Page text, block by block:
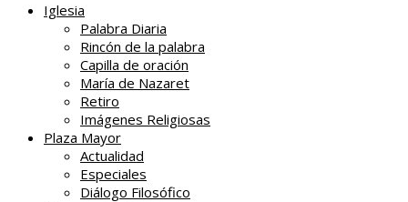
Iglesia
Palabra Diaria
Rincón de la palabra
Capilla de oración
María de Nazaret
Retiro
Imágenes Religiosas
Plaza Mayor
Actualidad
Especiales
Diálogo Filosófico